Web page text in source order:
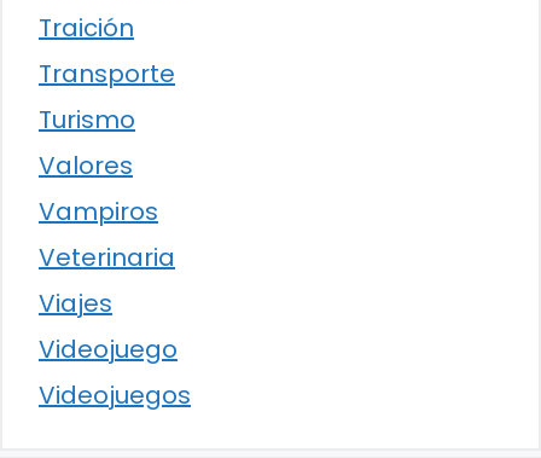
Traición
Transporte
Turismo
Valores
Vampiros
Veterinaria
Viajes
Videojuego
Videojuegos